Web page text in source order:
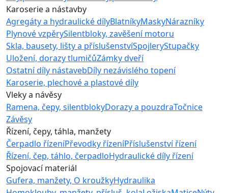
Karoserie a nástavby
Agregáty a hydraulické dílyBlatníkyMaskyNárazníky
Plynové vzpěrySilentbloky, zavěšení motoru
Skla, bausety, lišty a příslušenstvíSpojleryStupačky
Uložení, dorazy tlumičůZámky dveří
Ostatní díly nástavebDíly nezávislého topení
Karoserie, plechové a plastové díly
Vleky a návěsy
Ramena, čepy, silentblokyDorazy a pouzdraTočnice
Závěsy
Řízení, čepy, táhla, manžety
Čerpadlo řízeníPřevodky řízeníPříslušenství řízení
Řízení, čep, táhlo, čerpadloHydraulické díly řízení
Spojovací materiál
Gufera, manžety, O kroužkyHydraulika